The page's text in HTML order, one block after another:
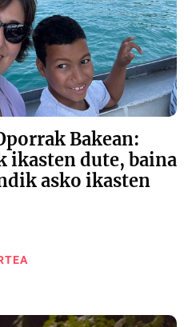
Bakean:
ikasten dute, baina
asko ikasten